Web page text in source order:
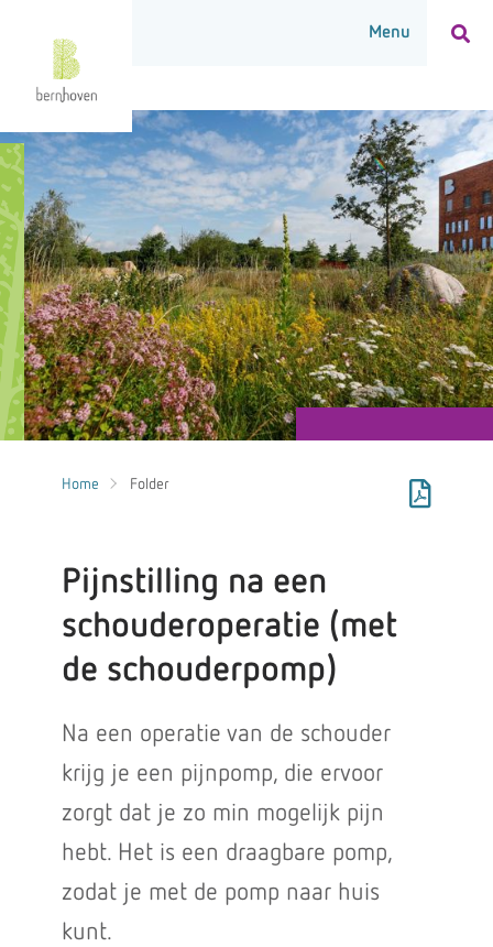
Home Folder
Pijnstilling na een
schouderoperatie (met
de schouderpomp)
Na een operatie van de schouder
krijg je een pijnpomp, die ervoor
zorgt dat je zo min mogelijk pijn
hebt. Het is een draagbare pomp,
zodat je met de pomp naar huis
kunt.